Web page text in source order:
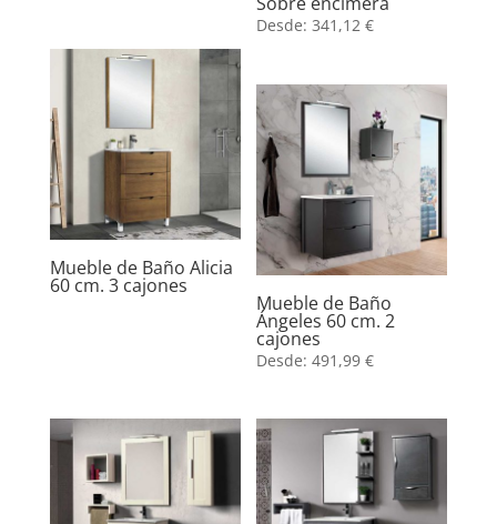
Desde:341,12€
Mueble de Baño Alicia
60 cm. 3 cajones
Mueble de Baño
Ángeles 60 cm. 2
cajones
Desde:491,99€